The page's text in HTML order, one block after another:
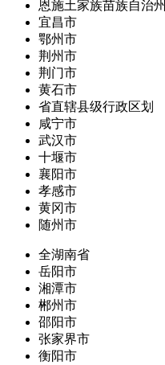
恩施土家族苗族自治州
宜昌市
鄂州市
荆州市
荆门市
黄石市
省直辖县级行政区划
咸宁市
武汉市
十堰市
襄阳市
孝感市
黄冈市
随州市
全湖南省
岳阳市
湘潭市
郴州市
邵阳市
张家界市
衡阳市